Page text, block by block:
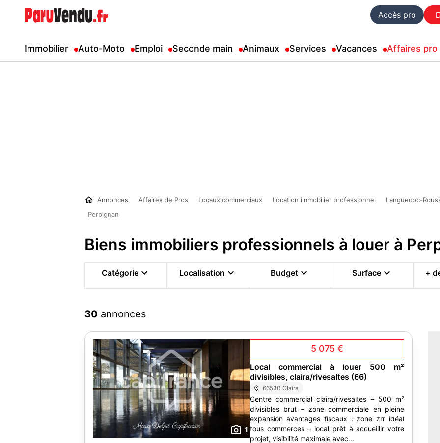
Accès pro
Immobilier Auto-Moto Emploi Seconde main Animaux Services Vacances Affaires pro
Annonces Affaires de Pros Locaux commerciaux Location immobilier professionnel Languedoc-
Perpignan
Biens immobiliers professionnels à louer à
Catégorie Localisation Budget Surface +
30 annonces
1
5 075 €
Local commercial à louer 500 m²
divisibles, claira/rivesaltes (66)
66530 Claira
Centre commercial claira/rivesaltes – 500 m²
divisibles brut – zone commerciale en pleine
expansion avantages fiscaux : zone zrr idéal
tous commerces – local prêt à accueillir votre
projet, visibilité maximale avec...